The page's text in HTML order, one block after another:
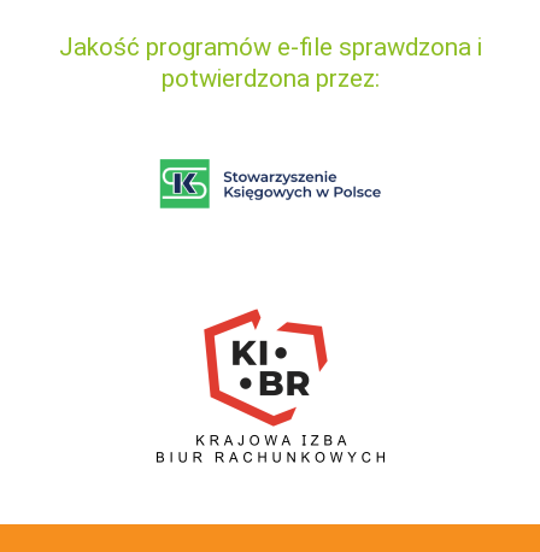
Jakość programów e-file sprawdzona i
potwierdzona przez: